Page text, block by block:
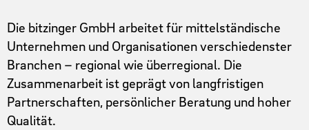
Die bitzinger GmbH arbeitet für mittelständische
Unternehmen und Organisationen verschiedenster
Branchen – regional wie überregional. Die
Zusammenarbeit ist geprägt von langfristigen
Partnerschaften, persönlicher Beratung und hoher
Qualität.